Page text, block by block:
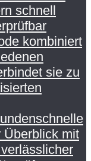
schnell
kombiniert
sie zu
Überblick mit